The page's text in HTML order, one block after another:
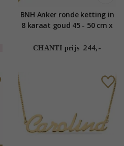
BNH Anker ronde ketting in
8 karaat goud 45 - 50 cm x
CHANTI prijs 244,-